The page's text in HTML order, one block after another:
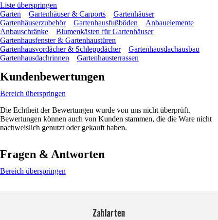
Liste überspringen
Garten
Gartenhäuser & Carports
Gartenhäuser
Gartenhäuserzubehör
Gartenhausfußböden
Anbauelemente
Anbauschränke
Blumenkästen für Gartenhäuser
Gartenhausfenster & Gartenhaustüren
Gartenhausvordächer & Schleppdächer
Gartenhausdachausbau
Gartenhausdachrinnen
Gartenhausterrassen
Kundenbewertungen
Bereich überspringen
Die Echtheit der Bewertungen wurde von uns nicht überprüft.
Bewertungen können auch von Kunden stammen, die die Ware nicht
nachweislich genutzt oder gekauft haben.
Fragen & Antworten
Bereich überspringen
Zahlarten